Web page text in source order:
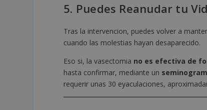
5. Puedes Reanudar tu
Tras la intervencion, puedes volver a
cuando las molestias hayan desaparecido.
Eso si, la vasectomia no es efectiva de
hasta confirmar, mediante un
requerir unas 30 eyaculaciones,